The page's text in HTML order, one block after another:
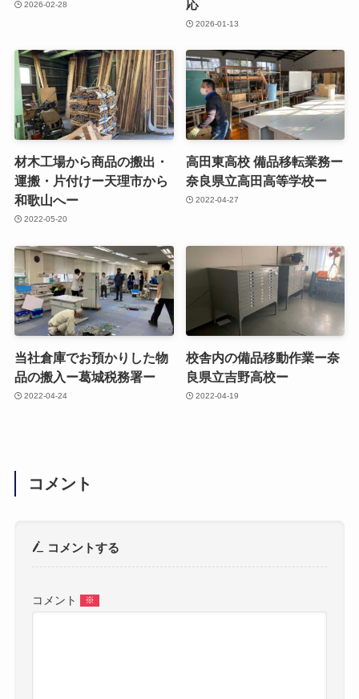
2026-02-28 応
2026-01-13
材木工場から商品の搬出・
運搬・片付けー天理市から
和歌山へー
2022-05-20
高田東高校 備品移転業務ー
奈良県立高田高等学校ー
2022-04-27
当社倉庫でお預かりした物
品の搬入ー葛城税務署ー
2022-04-24
校舎内の備品移動作業ー奈
良県立吉野高校ー
2022-04-19
コメント
コメントする
コメント ※